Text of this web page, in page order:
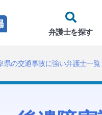
弁護士を探す
県の交通事故に強い弁護士一覧